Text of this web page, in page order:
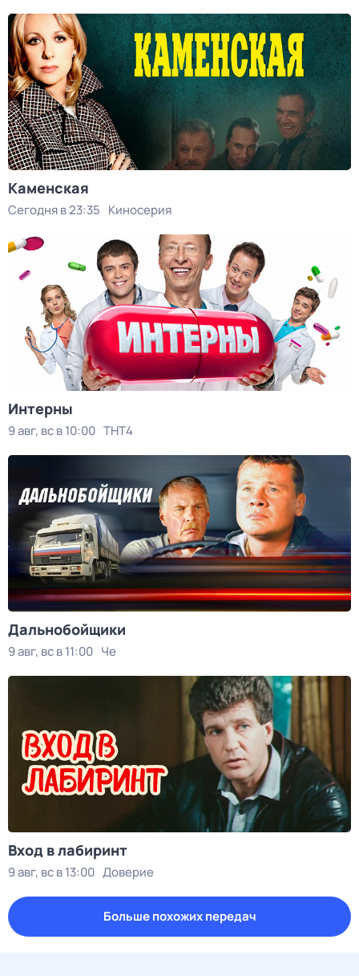
Каменская
Сегодня в 23:35 Киносерия
Интерны
9 авг, вс в 10:00 ТНТ4
Дальнобойщики
9 авг, вс в 11:00 Че
Вход в лабиринт
9 авг, вс в 13:00 Доверие
Больше похожих передач